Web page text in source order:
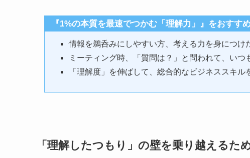
『1%の本質を最速でつかむ「理解力」』をおすす
情報を鵜呑みにしやすい方、考える力を身につけ
ミーティング時、「質問は？」と問われて、いつ
「理解度」を伸ばして、総合的なビジネススキル
「理解したつもり」の壁を乗り越えるた